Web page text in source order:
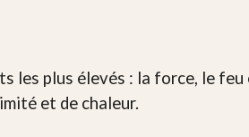
les plus élevés : la force, le feu
et de chaleur.